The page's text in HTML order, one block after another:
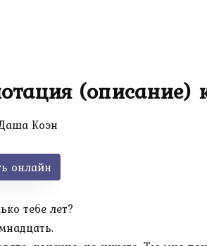
(описание)
Коэн
онлайн
тебе лет?